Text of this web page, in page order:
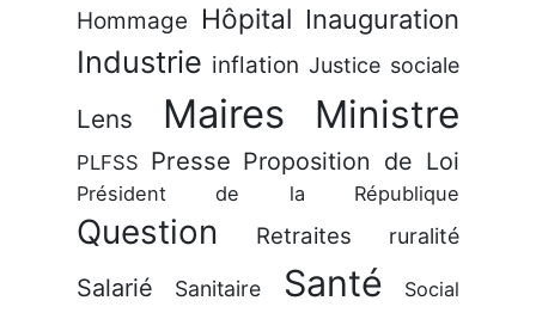
Hommage Hôpital Inauguration
Industrie inflation Justice sociale
Lens Maires Ministre
PLFSS Presse Proposition de Loi
Président de la République
Question Retraites ruralité
Salarié Sanitaire Santé Social